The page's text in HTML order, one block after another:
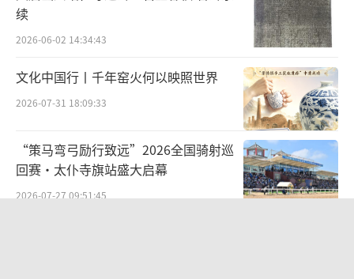
崇德尚艺作为毕生的功课，加强内外兼修，追
续
2026-06-02 14:34:43
文化中国行丨千年窑火何以映照世界
2026-07-31 18:09:33
“策马弯弓励行致远”2026全国骑射巡
回赛·太仆寺旗站盛大启幕
2026-07-27 09:51:45